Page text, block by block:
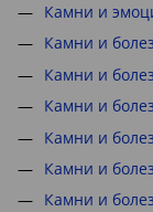
Камни и
Камни и
Камни и
Камни и
Камни и
Камни и
Камни и